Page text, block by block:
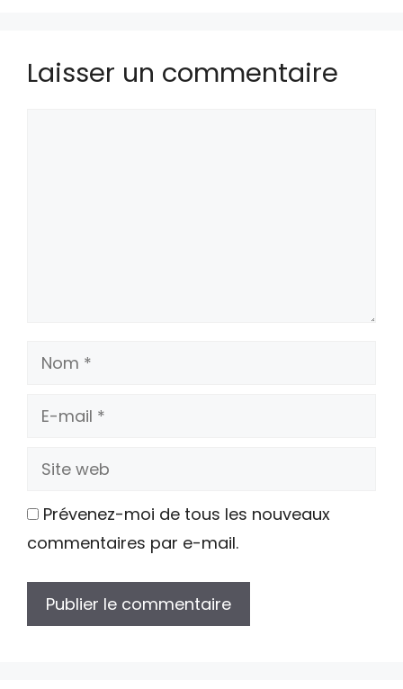
Laisser un commentaire
Nom
E-
Site
Prévenez-moi de tous les nouveaux
commentaires par e-mail.